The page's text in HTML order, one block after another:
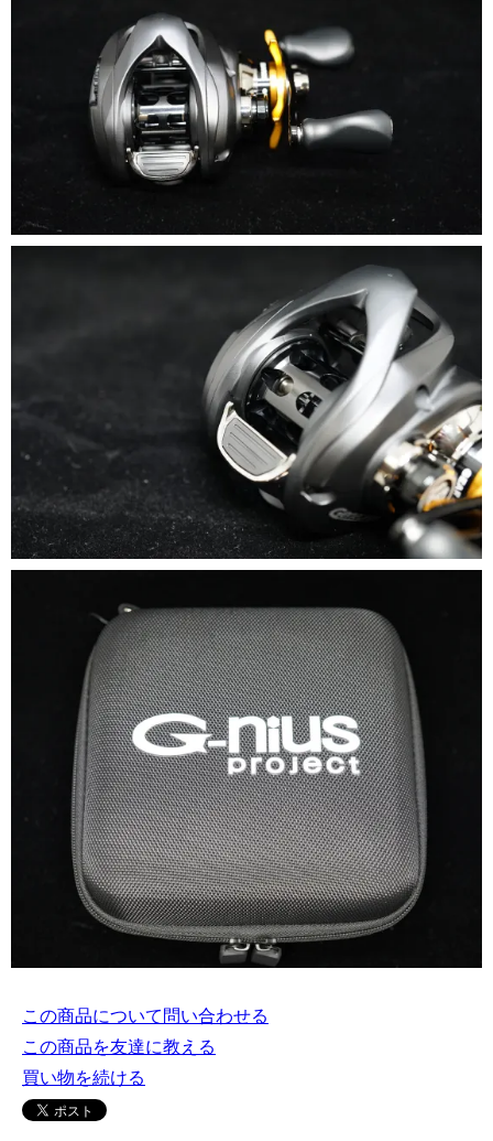
この商品について問い合わせる
この商品を友達に教える
買い物を続ける